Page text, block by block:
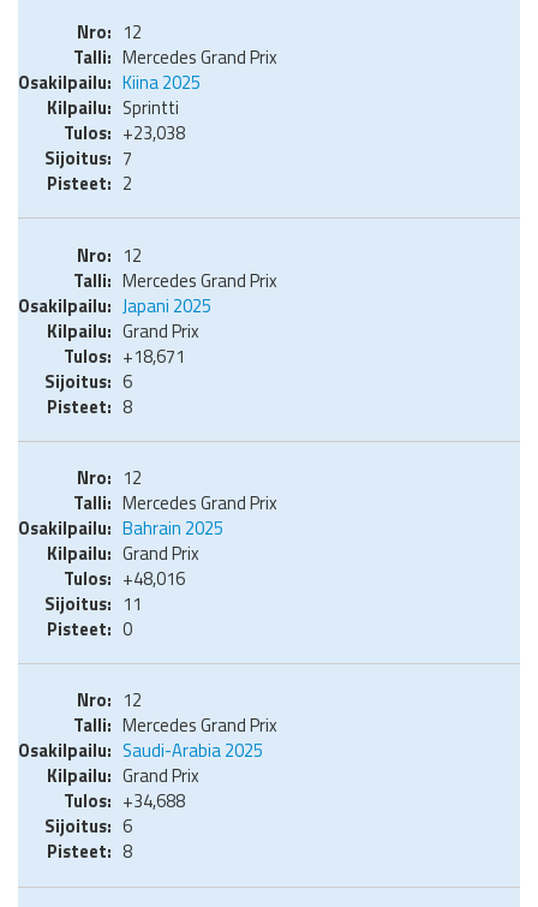
12
Mercedes Grand Prix
Kiina 2025
Sprintti
+23,038
7
2
12
Mercedes Grand Prix
Japani 2025
Grand Prix
+18,671
6
8
12
Mercedes Grand Prix
Bahrain 2025
Grand Prix
+48,016
11
0
12
Mercedes Grand Prix
Saudi-Arabia 2025
Grand Prix
+34,688
6
8